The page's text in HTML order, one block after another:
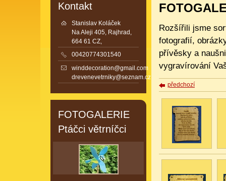
Rozšířili jsme
fotografií,
přívěsky a
vygravírování
předchozí
Kontakt
Stanislav Koláček
Na Aleji 405, Rajhrad,
664 61 CZ,
00420774301540
winddecoration@gmail.com
drevenevetrniky@seznam.cz
FOTOGALERIE
Ptáčci větrníčci